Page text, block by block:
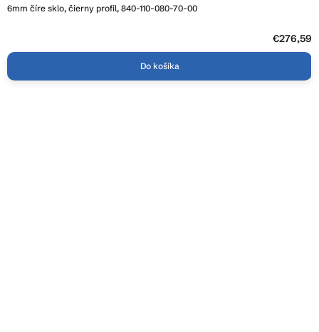
6mm číre sklo, čierny profil, 840-110-080-70-00
€276,59
Do košíka